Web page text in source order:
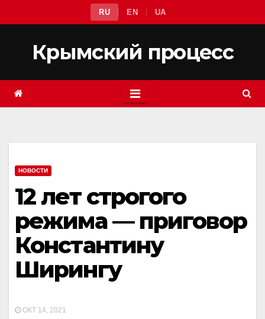
к
содержимому
RU EN UA
Крымский процесс
НОВОСТИ
12 лет строгого
режима — приговор
Константину
Ширингу
ОКТ 14, 2021